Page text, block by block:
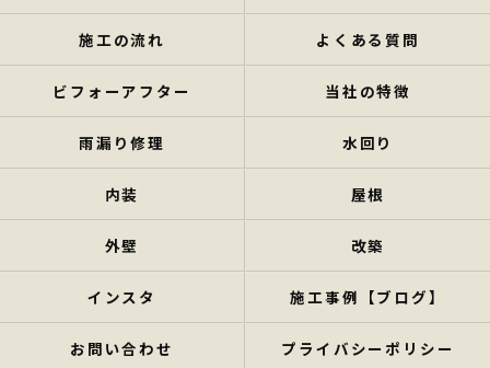
施工の流れ よくある質問
ビフォーアフター 当社の特徴
雨漏り修理 水回り
内装 屋根
外壁 改築
インスタ 施工事例【ブログ】
お問い合わせ プライバシーポリシー